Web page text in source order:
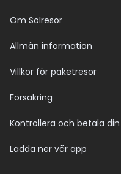
Om Solresor
Allmän information
Villkor för paketresor
Försäkring
Kontrollera och betala
Ladda ner vår app